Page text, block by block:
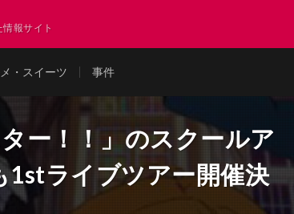
報サイト
・スイーツ 事件
ー！！」のスクールア
ライブツアー開催決